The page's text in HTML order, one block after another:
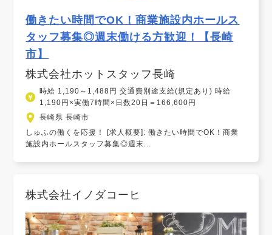
働きたい時間でOK！商業施設内ホールス
タッフ募集◎週末働ける方歓迎！【長崎
市】
株式会社ホットスタッフ長崎
時給 1,190～1,488円 交通費別途支給(規定あり) 時給
1,190円×実働7時間×日数20日＝166,600円
長崎県 長崎市
しゅふの働くを応援！ [求人概要]: 働きたい時間でOK！商業
施設内ホールスタッフ募集◎週末...
株式会社イノダコーヒ